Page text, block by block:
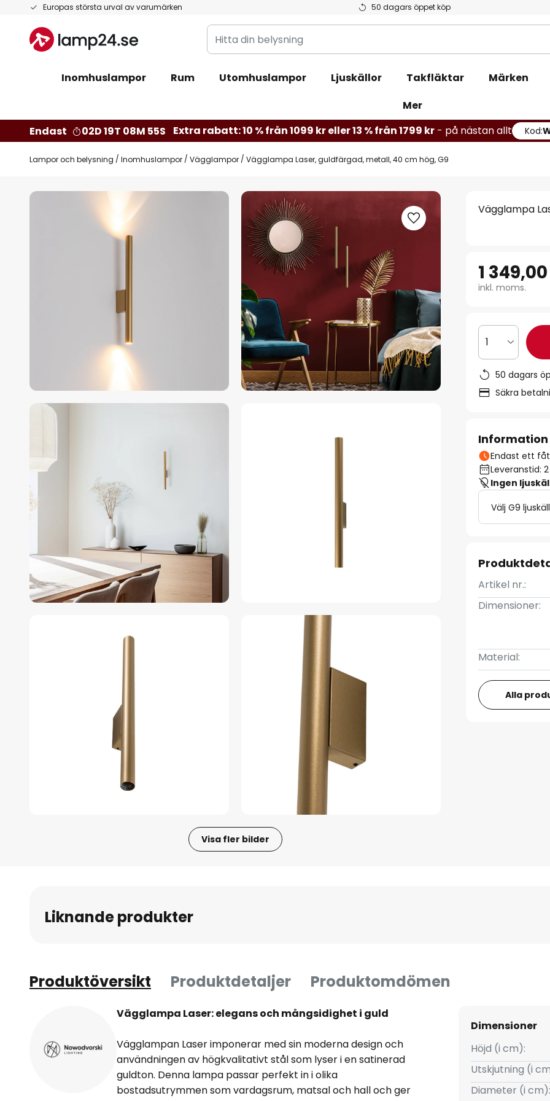
Europas största urval av varumärken 50 dagars öppet köp
Hoppa
innehållet
Hitta
din
Inomhuslampor
Rum Utomhuslampor Ljuskällor Takfläktar
Märken
Mer
Endast
02D 19T 08M 54S Extra rabatt: 10 % från 1099 kr eller 13 % från 1799 kr - på nästan allt Kod:
Lampor och belysning Inomhuslampor Vägglampor Vägglampa Laser, guldfärgad, metall, 40 cm hög, G9
Hoppa
Visa fler bilder
bildgalleriet
Vägglampa
1
inkl. moms.
1
50 dagars
Säkra
Endast ett
Leveranstid:
Ingen
Välj G9
Artikel nr.:
Dimensioner:
Material:
Alla
Liknande produkter
Produktöversikt Produktdetaljer Produktomdömen
Vägglampa Laser: elegans och mångsidighet i guld
Vägglampan Laser imponerar med sin moderna design och
användningen av högkvalitativt stål som lyser i en satinerad
guldton. Denna lampa passar perfekt in i olika
bostadsutrymmen som vardagsrum, matsal och hall och ger
Dimensioner
Höjd (i cm):
Utskjutning (i
Diameter (i cm):